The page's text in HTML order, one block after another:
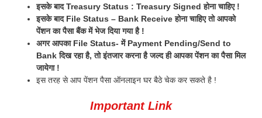
इसके बाद Treasury Status : Treasury Signed होना चाहिए !
इसके बाद File Status – Bank Receive होना चाहिए तो आपको
पेंशन का पैसा बैंक में भेज दिया गया है !
अगर आपका File Status- में Payment Pending/Send to
Bank दिख रहा है, तो इंतजार करना है जल्द ही आपका पेंशन का पैसा मिल
जायेगा !
इस तरह से आप पेंशन पैसा ऑनलाइन घर बैठे चेक कर सकते है !
Important Link